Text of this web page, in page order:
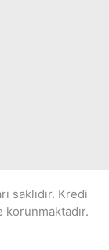
saklıdır. Kredi